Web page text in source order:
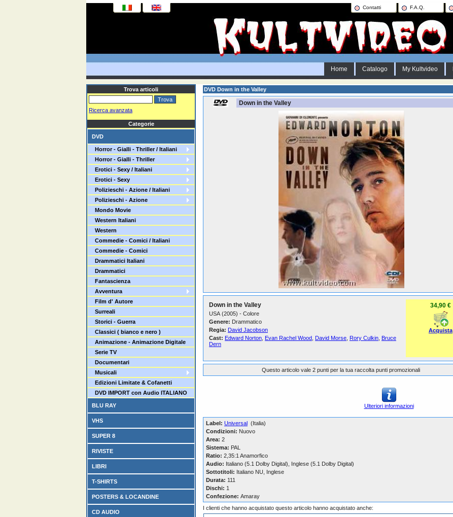
Contatti F.A.Q.
Home Catalogo My Kultvideo
Trova articoli
Ricerca avanzata
Categorie
DVD
Horror - Gialli - Thriller / Italiani
Horror - Gialli - Thriller
Erotici - Sexy / Italiani
Erotici - Sexy
Polizieschi - Azione / Italiani
Polizieschi - Azione
Mondo Movie
Western Italiani
Western
Commedie - Comici / Italiani
Commedie - Comici
Drammatici Italiani
Drammatici
Fantascienza
Avventura
Film d' Autore
Surreali
Storici - Guerra
Classici ( bianco e nero )
Animazione - Animazione Digitale
Serie TV
Documentari
Musicali
Edizioni Limitate & Cofanetti
DVD IMPORT con Audio ITALIANO
BLU RAY
VHS
SUPER 8
RIVISTE
LIBRI
T-SHIRTS
POSTERS & LOCANDINE
CD AUDIO
DVD Down in the Valley
Down in the Valley
Down in the Valley
USA (2005) - Colore
Genere: Drammatico
Regia: David Jacobson
Cast: Edward Norton Evan Rachel Wood David Morse Rory Culkin Bruce
Dern
34,90 €
Acquista
Questo articolo vale 2 punti per la tua raccolta punti promozionali
Ulteriori informazioni
Label: Universal (Italia)
Condizioni: Nuovo
Area: 2
Sistema: PAL
Ratio: 2,35:1 Anamorfico
Audio: Italiano (5.1 Dolby Digital), Inglese (5.1 Dolby Digital)
Sottotitoli: Italiano NU, Inglese
Durata: 111
Dischi: 1
Confezione: Amaray
I clienti che hanno acquistato questo articolo hanno acquistato anche: